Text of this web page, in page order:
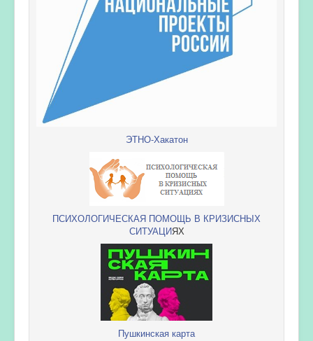
ЭТНО-Хакатон
ПСИХОЛОГИЧЕСКАЯ ПОМОЩЬ В КРИЗИСНЫХ
СИТУАЦИЯХ
Пушкинская карта